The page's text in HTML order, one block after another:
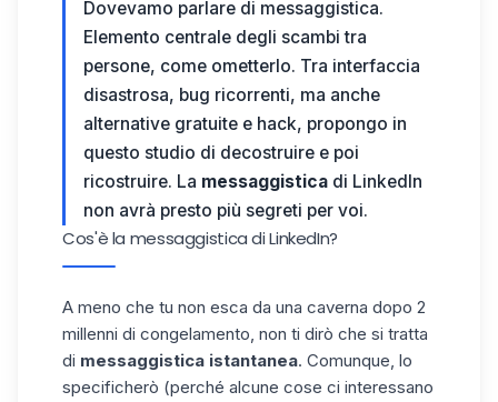
Dovevamo parlare di messaggistica.
Elemento centrale degli scambi tra
persone, come ometterlo. Tra interfaccia
disastrosa, bug ricorrenti, ma anche
alternative gratuite e hack, propongo in
questo studio di decostruire e poi
ricostruire. La messaggistica di LinkedIn
non avrà presto più segreti per voi.
Cos'è la messaggistica di LinkedIn?
A meno che tu non esca da una caverna dopo 2
millenni di congelamento, non ti dirò che si tratta
di messaggistica istantanea. Comunque, lo
specificherò (perché alcune cose ci interessano